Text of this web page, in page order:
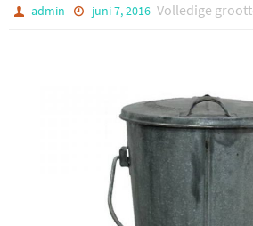
admin juni 7, 2016 Volledige